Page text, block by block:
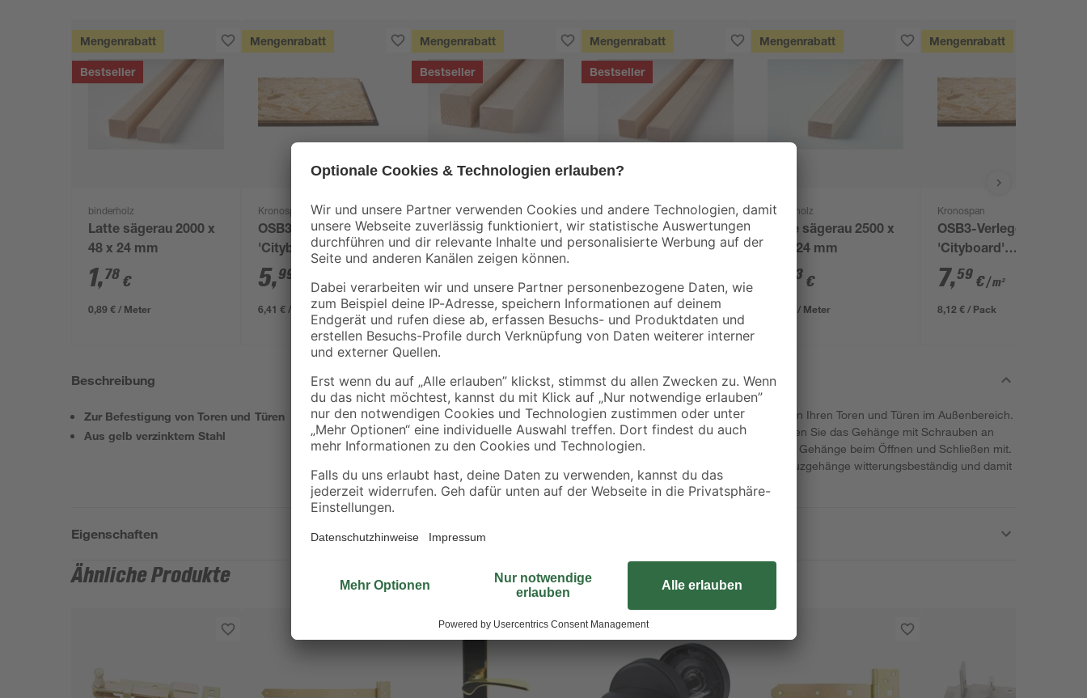
Mengenrabatt
Bestseller
binderholz
Latte sägerau 2000 x
48 x 24 mm
1,78 €
0,89 € / Meter
Mengenrabatt
Kronospan
OSB3-Verlegeplatte
'Cityboard'
ungeschliffen 1690 x
634 x 12 mm
5,99
/ m²
6,41 € / Pack
Mengenrabatt
Bestseller
binderholz
Rahmen sägerau
2000 x 58 x 38 mm
3, €
1,99 € / Meter
Mengenrabatt
Bestseller
binderholz
Latte gehobelt 2000 x
44 x 24 mm
3, €
1,99 € / Meter
Mengenrabatt
binderholz
Latte sägerau 2500 x
48 x 24 mm
23 €
0,89 € / Meter
Mengenrabatt
Kronospan
OSB3-Verlegeplatte
'Cityboard'
ungeschliffen 1690 x
634 x 15 mm
7,59 €/ m²
8,12 € / Pack
Beschreibung
Zur Befestigung von Toren und Türen
Aus gelb verzinktem Stahl
Befestigen Sie das Kreuzgehänge von Connex an Ihren Toren und Türen im Außenbereich.
Das Kreuzgehänge stabilisiert Ihre Tore. Montieren Sie das Gehänge mit Schrauben an
Ihrem Tor. Durch das Scharnier bewegt sich das Gehänge beim Öffnen und Schließen mit.
Dank der gelb verzinkten Oberfläche ist das Kreuzgehänge witterungsbeständig und damit
ideal für den Außenbereich geeignet.
Eigenschaften
Ähnliche Produkte